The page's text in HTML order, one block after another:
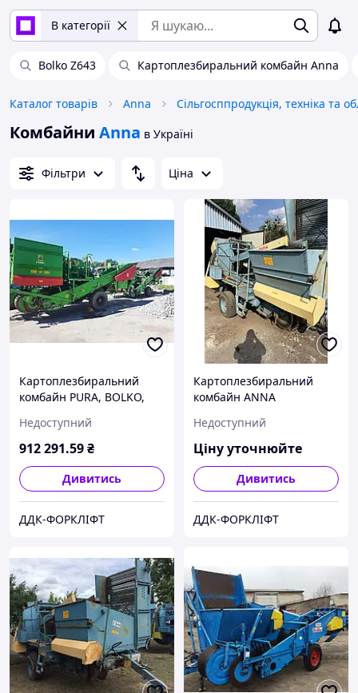
В категорії
Bolko Z643 Картоплезбиральний комбайн Anna
Каталог товарів Anna
Комбайни Anna в Україні
Фільтри Ціна
Картоплезбиральний
комбайн PURA, BOLKO,
Недоступний
912 291.59₴
Дивитись
ДДК-ФОРКЛІФТ
Картоплезбиральний
комбайн ANNA
Недоступний
Ціну уточнюйте
Дивитись
ДДК-ФОРКЛІФТ